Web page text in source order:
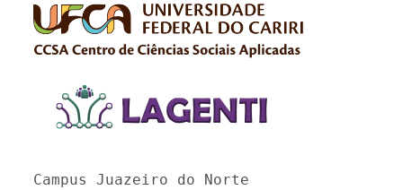
Campus Juazeiro do Norte